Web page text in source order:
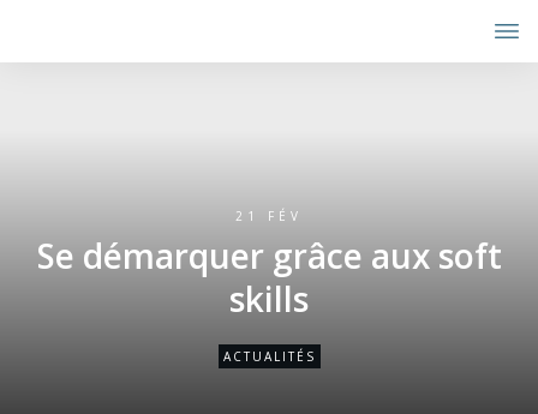
21 FÉV
Se démarquer grâce aux soft
skills
ACTUALITÉS